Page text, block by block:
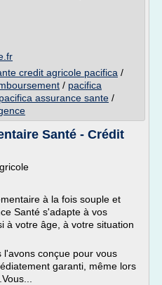
credit agricole pacifica /
/ pacifica
pacifica assurance sante /
Santé - Crédit
à la fois souple et
Santé s'adapte à vos
à votre âge, à votre situation
l'avons conçue pour vous
garanti, même lors